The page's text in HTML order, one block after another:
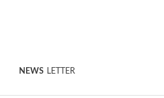
NEWS LETTER